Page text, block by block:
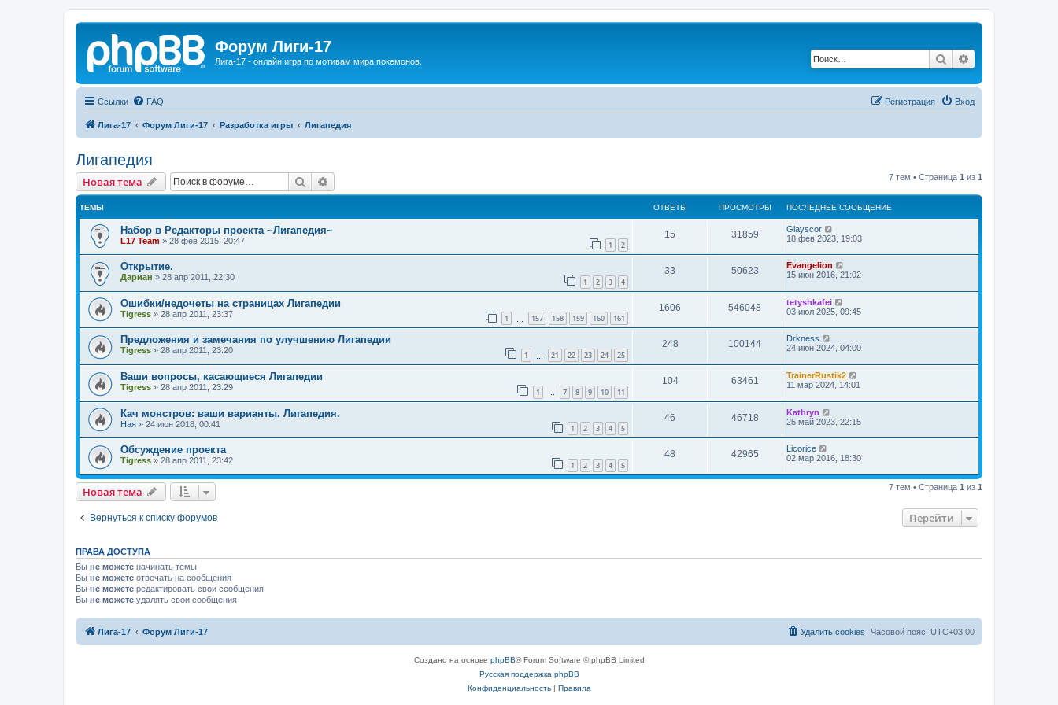
Форум Лиги-17
Лига-17 - онлайн игра по мотивам мира покемонов. Поиск
Ссылки FAQ Вход
Регистрация
Лига-17 Форум Лиги-17 Разработка игры Лигапедия
Лигапедия
Новая тема Поиск 7 тем • Страница 1 из 1
ТЕМЫ ОТВЕТЫ ПРОСМОТРЫ ПОСЛЕДНЕЕ СООБЩЕНИЕ
Набор в Редакторы проекта ~Лигапедия~
L17 Team » 28 фев 2015, 20:47 1 2
15 31859
Glayscor
18 фев 2023, 19:03
Открытие.
Дариан » 28 апр 2011, 22:30 1 2 3 4
33 50623
Evangelion
15 июн 2016, 21:02
Ошибки/недочеты на страницах Лигапедии
Tigress » 28 апр 2011, 23:37 1 157 158 159 160 161
1606 546048
tetyshkafei
03 июл 2025, 09:45
Предложения и замечания по улучшению Лигапедии
Tigress » 28 апр 2011, 23:20 1 21 22 23 24 25
248 100144
Drkness
24 июн 2024, 04:00
Ваши вопросы, касающиеся Лигапедии
Tigress » 28 апр 2011, 23:29 1 … 7 8 9 10 11
104 63461
TrainerRustik2
11 мар 2024, 14:01
Кач монстров: ваши варианты. Лигапедия.
Ная » 24 июн 2018, 00:41 1 2 3 4 5
46 46718
Kathryn
25 май 2023, 22:15
Обсуждение проекта
Tigress » 28 апр 2011, 23:42 1 2 3 4 5
48 42965
Licorice
02 мар 2016, 18:30
Новая тема 7 тем • Страница 1 из 1
Вернуться к списку форумов Перейти
ПРАВА ДОСТУПА
Вы не можете начинать темы
Вы не можете отвечать на сообщения
Вы не можете редактировать свои сообщения
Вы не можете удалять свои сообщения
Лига-17 Форум Лиги-17 Часовой пояс: UTC+03:00
Удалить cookies
Создано на основе phpBB® Forum Software © phpBB Limited
Русская поддержка phpBB
Конфиденциальность| Правила